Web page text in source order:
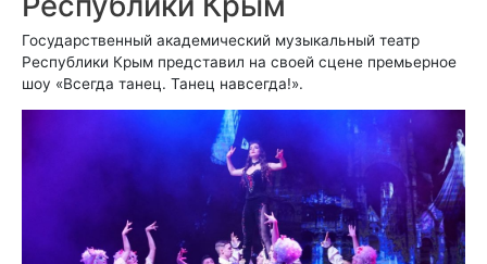
Государственный академический музыкальный театр
Республики Крым представил на своей сцене премьерное
шоу «Всегда танец. Танец навсегда!».